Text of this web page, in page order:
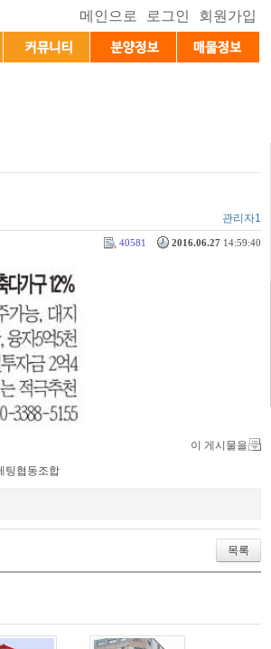
관리자1
2016.06.27 14:59:40
40581
이 게시물을
팅협동조합
목록